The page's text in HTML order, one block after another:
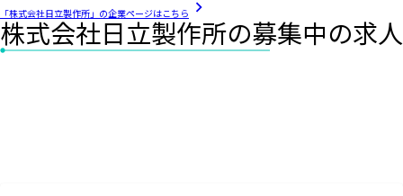
「株式会社日立製作所」の企業ページはこちら
株式会社日立製作所の募集中の求人